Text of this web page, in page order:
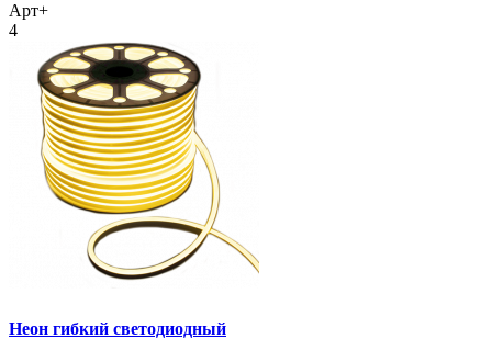
Арт+
4
Неон гибкий светодиодный